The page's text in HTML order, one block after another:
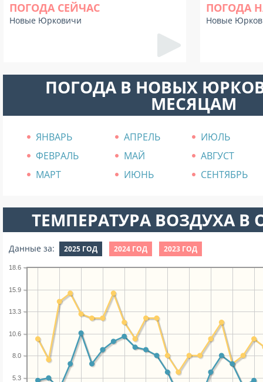
ПОГОДА СЕЙЧАС
Новые Юрковичи
ПОГОДА
Новые
ПОГОДА В НОВЫХ
МЕСЯЦАМ
ЯНВАРЬ АПРЕЛЬ
ИЮЛЬ
ФЕВРАЛЬ
МАЙ
АВГУСТ
МАРТ
ИЮНЬ СЕНТЯБРЬ
ТЕМПЕРАТУРА ВОЗДУХА В
Данные за: 2025 ГОД 2024 ГОД 2023 ГОД
5.3
8.0
10.6
13.3
15.9
18.6